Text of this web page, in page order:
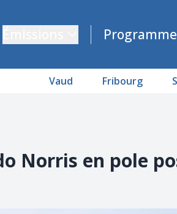
Programme
Vaud Fribourg
Norris en pole